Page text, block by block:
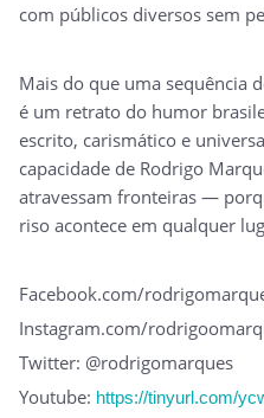
com públicos diversos sem
Mais do que uma sequência
é um retrato do humor
escrito, carismático e
capacidade de Rodrigo
atravessam fronteiras —
riso acontece em qualquer
Facebook.com/
Instagram.com/
Twitter: @rodrigomarques
Youtube: https://tinyurl.com/